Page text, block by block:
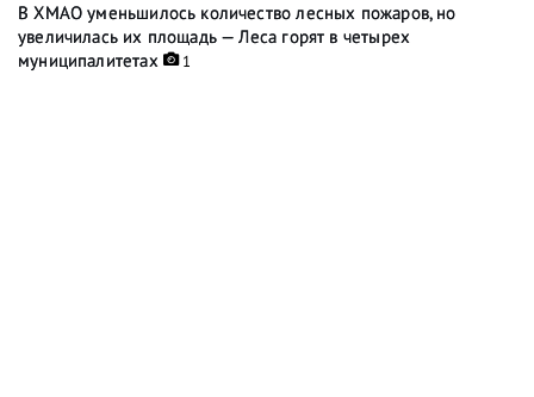
В ХМАО уменьшилось количество лесных пожаров, но
увеличилась их площадь — Леса горят в четырех
муниципалитетах
1